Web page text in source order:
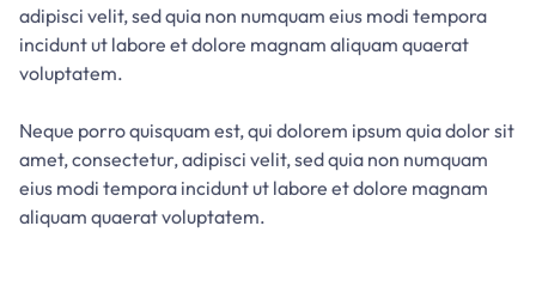
adipisci velit, sed quia non numquam eius modi tempora
incidunt ut labore et dolore magnam aliquam quaerat
voluptatem.
Neque porro quisquam est, qui dolorem ipsum quia dolor sit
amet, consectetur, adipisci velit, sed quia non numquam
eius modi tempora incidunt ut labore et dolore magnam
aliquam quaerat voluptatem.